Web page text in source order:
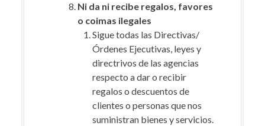
Ni da ni recibe regalos, favores
o coimas ilegales
Sigue todas las Directivas/
Órdenes Ejecutivas, leyes y
directrivos de las agencias
respecto a dar o recibir
regalos o descuentos de
clientes o personas que nos
suministran bienes y servicios.